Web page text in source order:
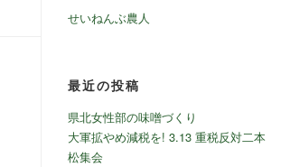
せいねんぶ農人
最近の投稿
県北女性部の味噌づくり
大軍拡やめ減税を! 3.13 重税反対二本
松集会